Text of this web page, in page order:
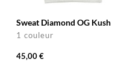
Sweat Diamond OG Kush
1 couleur
45,00 €